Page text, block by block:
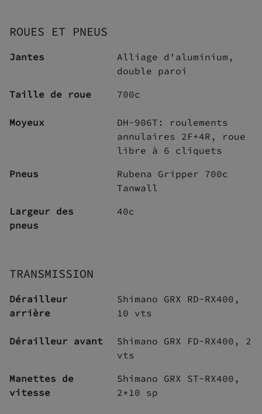
ROUES ET PNEUS
Jantes
Alliage d'aluminium,
double paroi
Taille de roue
700c
Moyeux
DH-906T: roulements
annulaires 2F+4R, roue
libre à 6 cliquets
Pneus
Rubena Gripper 700с
Tanwall
Largeur des
pneus
40с
TRANSMISSION
Dérailleur
arrière
Shimano GRX RD-RX400,
10 vts
Dérailleur avant
Shimano GRX FD-RX400, 2
vts
Manettes de
vitesse
Shimano GRX ST-RX400,
2*10 sp